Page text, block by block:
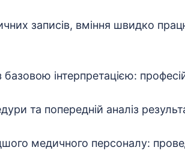
записів, вміння швидко
інтерпретацією:
та попередній аналіз
медичного персоналу: